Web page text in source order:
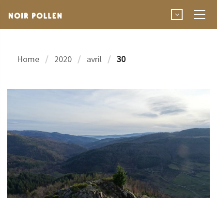
Home 2020 avril 30